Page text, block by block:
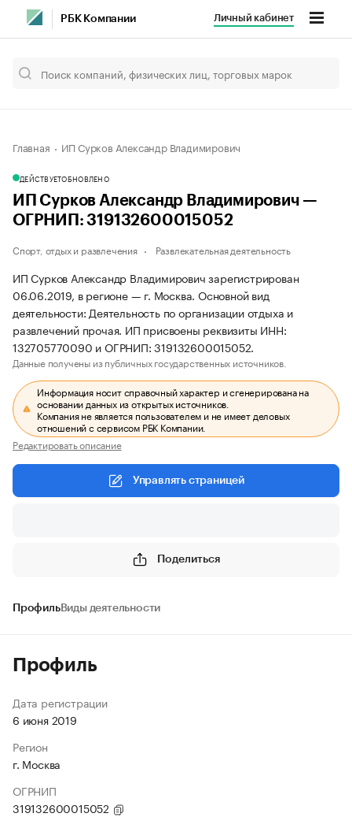
РБК Компании Личный кабинет
Главная ИП Сурков Александр Владимирович
ДЕЙСТВУЕТОБНОВЛЕНО
ИП Сурков Александр Владимирович —
ОГРНИП: 319132600015052
Спорт, отдых и развлечения Развлекательная деятельность
ИП Сурков Александр Владимирович зарегистрирован
06.06.2019, в регионе — г. Москва. Основной вид
деятельности: Деятельность по организации отдыха и
развлечений прочая. ИП присвоены реквизиты ИНН:
132705770090 и ОГРНИП: 319132600015052.
Данные получены из публичных государственных источников.
Информация носит справочный характер и сгенерирована на
основании данных из открытых источников.
Компания не является пользователем и не имеет деловых
отношений с сервисом РБК Компании.
Редактировать описание
Управлять страницей
Поделиться
ПрофильВиды деятельности
Профиль
Дата регистрации
6 июня 2019
Регион
г. Москва
ОГРНИП
319132600015052